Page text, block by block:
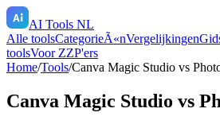
AI Tools NL
Alle toolsCategorieÃ«nVergelijkingen
toolsVoor ZZP'ers
Home/Tools/Canva Magic Studio vs
Canva Magic Studio vs